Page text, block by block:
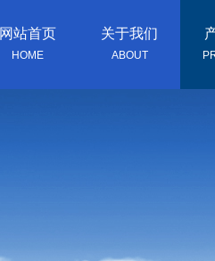
网站首页
HOME
关于我们
ABOUT